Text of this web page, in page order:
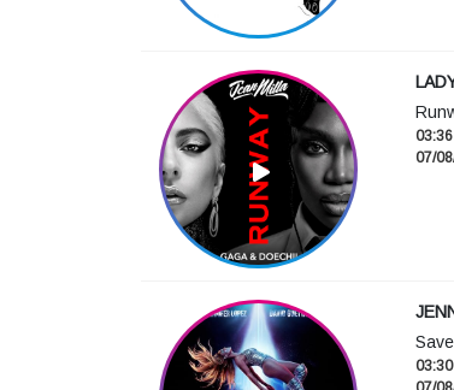
03:36
07/
03:30